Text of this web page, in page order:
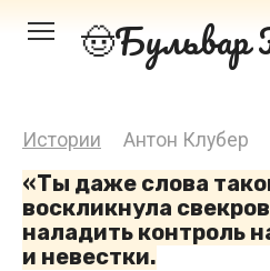
Перейти Бульвар
Истории Антон Клубер
«Ты даже слова
воскликнула
наладить контроль
и невестки.